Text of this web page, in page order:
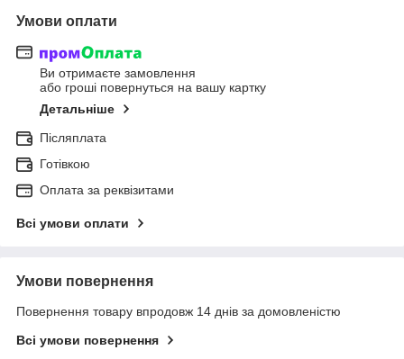
Умови оплати
Ви отримаєте замовлення
або гроші повернуться на вашу картку
Детальніше
Післяплата
Готівкою
Оплата за реквізитами
Всі умови оплати
Умови повернення
Повернення товару впродовж 14 днів за домовленістю
Всі умови повернення